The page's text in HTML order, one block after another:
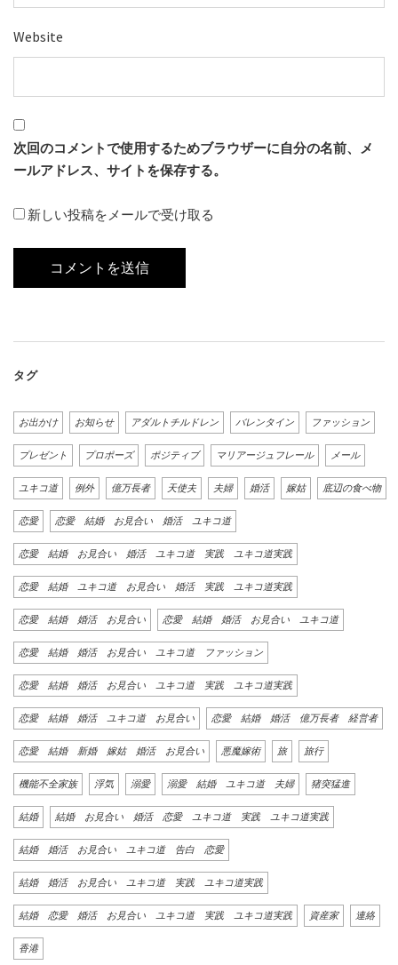
Website
次回のコメントで使用するためブラウザーに自分の名前、メ
ールアドレス、サイトを保存する。
新しい投稿をメールで受け取る
タグ
お出かけ お知らせ アダルトチルドレン バレンタイン ファッション
プレゼント プロポーズ ポジティブ マリアージュフレール メール
ユキコ道 例外 億万長者 天使夫 夫婦 婚活 嫁姑 底辺の食べ物
恋愛 恋愛 結婚 お見合い 婚活 ユキコ道
恋愛 結婚 お見合い 婚活 ユキコ道 実践 ユキコ道実践
恋愛 結婚 ユキコ道 お見合い 婚活 実践 ユキコ道実践
恋愛 結婚 婚活 お見合い 恋愛 結婚 婚活 お見合い ユキコ道
恋愛 結婚 婚活 お見合い ユキコ道 ファッション
恋愛 結婚 婚活 お見合い ユキコ道 実践 ユキコ道実践
恋愛 結婚 婚活 ユキコ道 お見合い 恋愛 結婚 婚活 億万長者 経営者
恋愛 結婚 新婚 嫁姑 婚活 お見合い 悪魔嫁術 旅 旅行
機能不全家族 浮気 溺愛 溺愛 結婚 ユキコ道 夫婦 猪突猛進
結婚 結婚 お見合い 婚活 恋愛 ユキコ道 実践 ユキコ道実践
結婚 婚活 お見合い ユキコ道 告白 恋愛
結婚 婚活 お見合い ユキコ道 実践 ユキコ道実践
結婚 恋愛 婚活 お見合い ユキコ道 実践 ユキコ道実践 資産家 連絡
香港